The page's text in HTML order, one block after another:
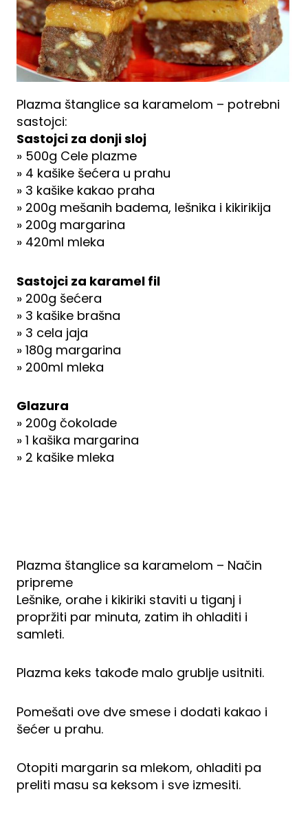
Plazma štanglice sa karamelom – potrebni
sastojci:
Sastojci za donji sloj
» 500g Cele plazme
» 4 kašike šećera u prahu
» 3 kašike kakao praha
» 200g mešanih badema, lešnika i kikirikija
» 200g margarina
» 420ml mleka
Sastojci za karamel fil
» 200g šećera
» 3 kašike brašna
» 3 cela jaja
» 180g margarina
» 200ml mleka
Glazura
» 200g čokolade
» 1 kašika margarina
» 2 kašike mleka
Plazma štanglice sa karamelom – Način
pripreme
Lešnike, orahe i kikiriki staviti u tiganj i
propržiti par minuta, zatim ih ohladiti i
samleti.
Plazma keks takođe malo grublje usitniti.
Pomešati ove dve smese i dodati kakao i
šećer u prahu.
Otopiti margarin sa mlekom, ohladiti pa
preliti masu sa keksom i sve izmesiti.